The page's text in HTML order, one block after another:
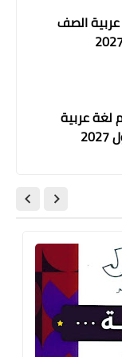
الصف
لغة عربية